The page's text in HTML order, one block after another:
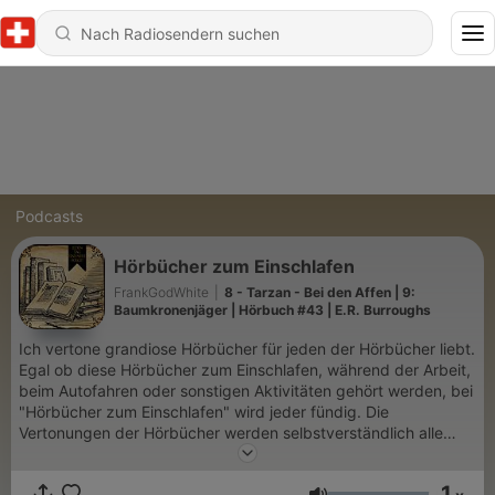
Podcasts
Hörbücher zum Einschlafen
FrankGodWhite
8 - Tarzan - Bei den Affen | 9:
Baumkronenjäger | Hörbuch #43 | E.R. Burroughs
Ich vertone grandiose Hörbücher für jeden der Hörbücher liebt.
Egal ob diese Hörbücher zum Einschlafen, während der Arbeit,
beim Autofahren oder sonstigen Aktivitäten gehört werden, bei
"Hörbücher zum Einschlafen" wird jeder fündig. Die
Vertonungen der Hörbücher werden selbstverständlich alle
(sofern nicht anders angegeben) von mir ausgeführt Dies ist